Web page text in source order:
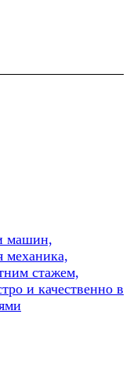
машин,
механика,
стажем,
и качественно в